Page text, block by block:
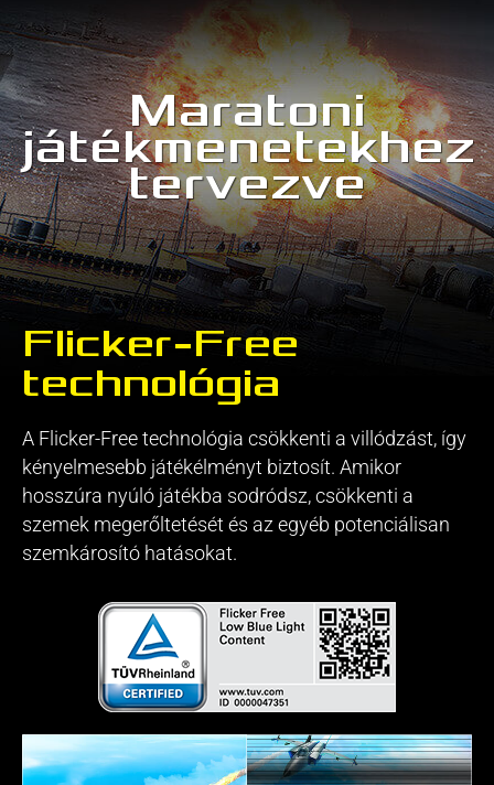
Maratoni
játékmenetekhez
tervezve
Flicker-Free
technológia
A Flicker-Free technológia csökkenti a villódzást, így
kényelmesebb játékélményt biztosít. Amikor
hosszúra nyúló játékba sodródsz, csökkenti a
szemek megerőltetését és az egyéb potenciálisan
szemkárosító hatásokat.